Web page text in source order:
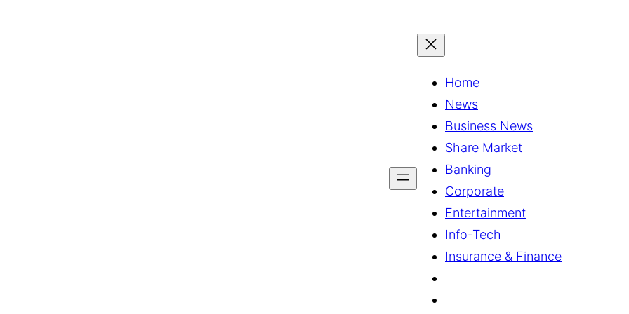
Home
News
Business News
Share Market
Banking
Corporate
Entertainment
Info-Tech
Insurance & Finance